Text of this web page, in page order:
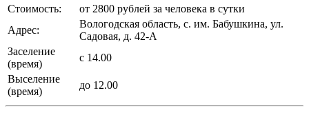
Стоимость:
от 2800 рублей за человека в сутки
Адрес:
Вологодская область, с. им. Бабушкина, ул.
Садовая, д. 42-А
Заселение
(время)
с 14.00
Выселение
(время)
до 12.00